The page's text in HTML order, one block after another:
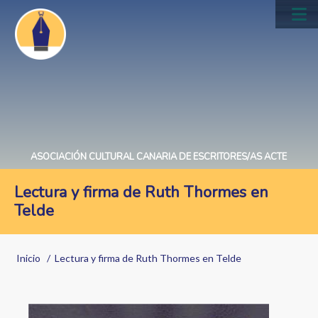
Pasar
contenido
principal
ASOCIACIÓN CULTURAL CANARIA DE ESCRITORES/AS ACTE
Lectura y firma de Ruth Thormes en
Telde
Sobrescribir
de
Inicio Lectura y firma de Ruth Thormes en Telde